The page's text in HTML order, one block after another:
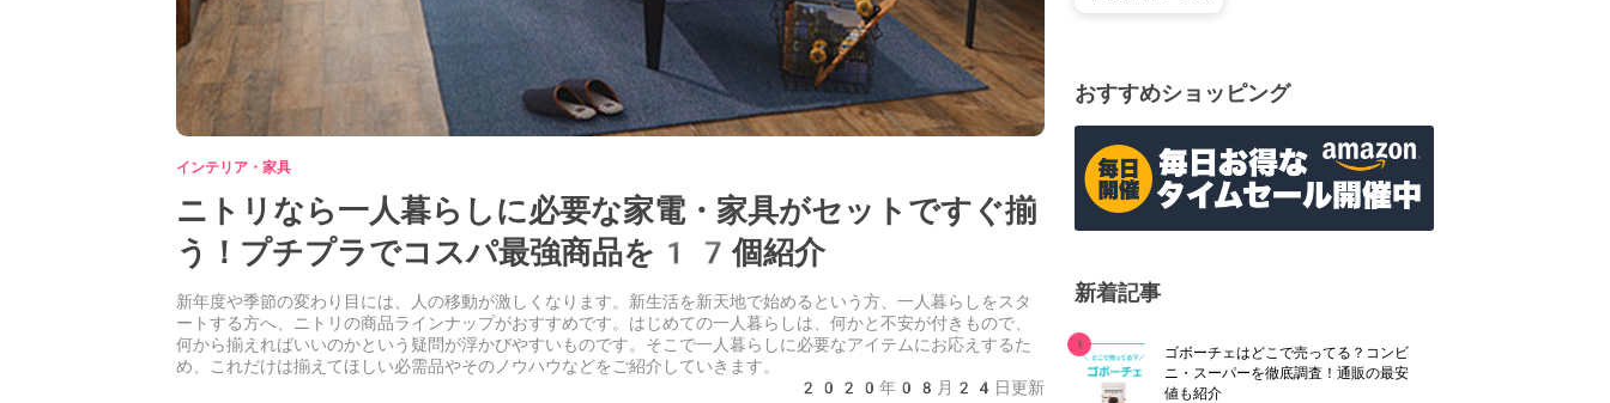
インテリア・家具
ニトリなら一人暮らしに必要な家電・家具がセットですぐ揃
う！プチプラでコスパ最強商品を17個紹介
新年度や季節の変わり目には、人の移動が激しくなります。新生活を新天地で始めるという方、一人暮らしをスタ
ートする方へ、ニトリの商品ラインナップがおすすめです。はじめての一人暮らしは、何かと不安が付きもので、
何から揃えればいいのかという疑問が浮かびやすいものです。そこで一人暮らしに必要なアイテムにお応えするた
め、これだけは揃えてほしい必需品やそのノウハウなどをご紹介していきます。
2020年08月24日更新
おすすめショッピング
新着記事
ゴボーチェはどこで売ってる？コンビ
ニ・スーパーを徹底調査！通販の最安
値も紹介